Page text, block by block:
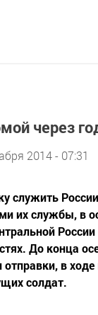
через
2014 - 07:31
служить
их службы, в
До конца
в
солдат.